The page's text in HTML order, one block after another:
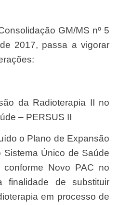
2017, passa a vigorar
– PERSUS II
Sistema Único de Saúde
Novo PAC no
de substituir
em processo de